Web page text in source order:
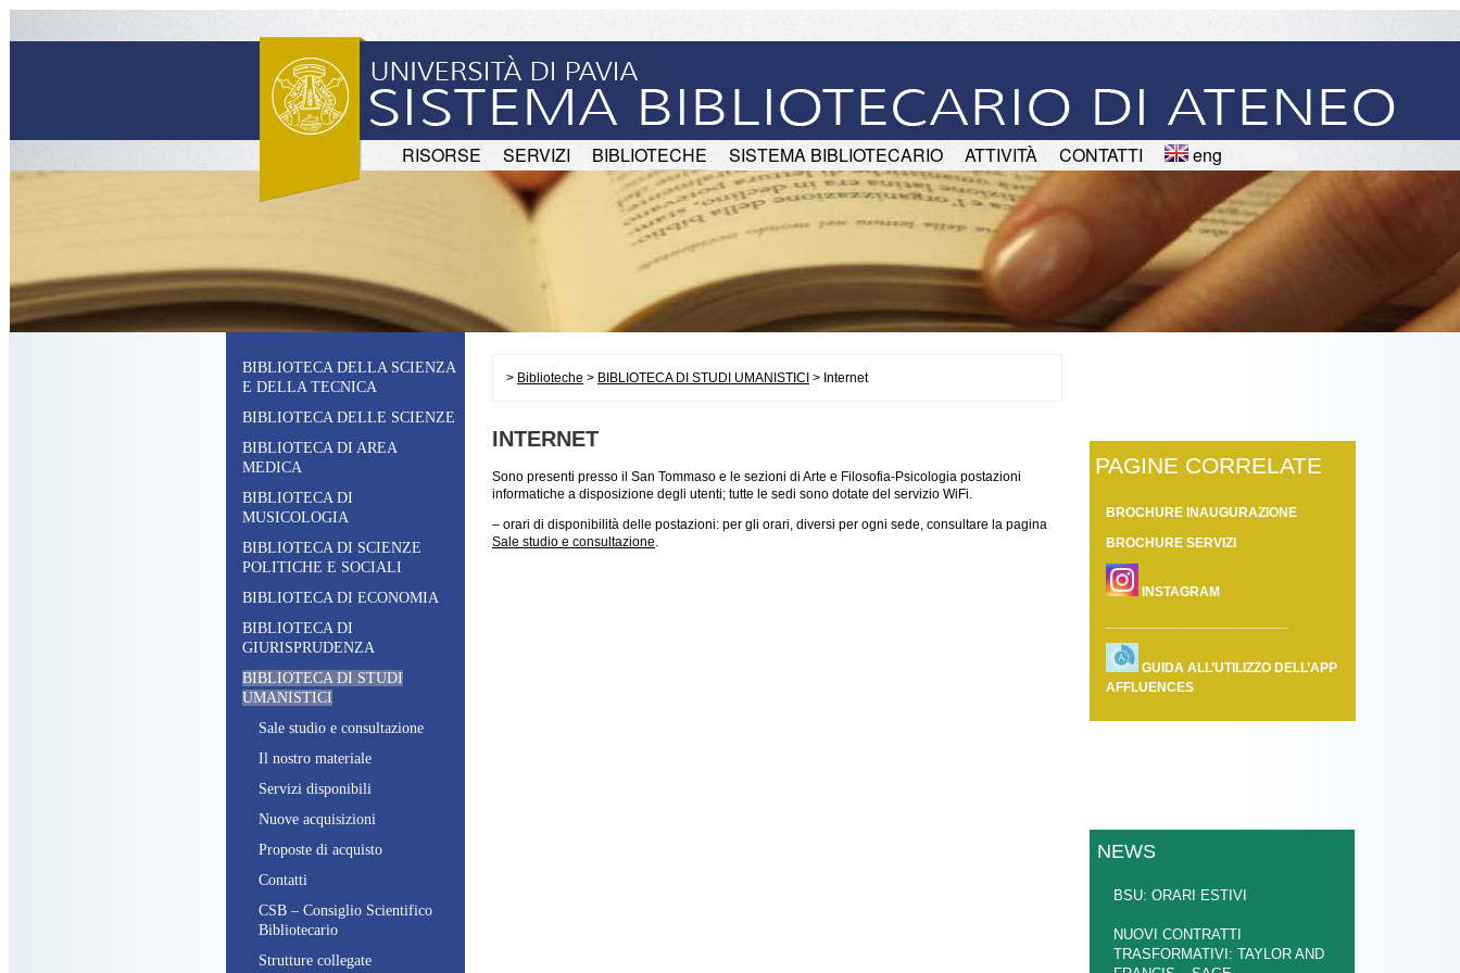
RISORSE SERVIZI BIBLIOTECHE SISTEMA BIBLIOTECARIO ATTIVITÀ CONTATTI eng
BIBLIOTECA DELLA SCIENZA
E DELLA TECNICA
BIBLIOTECA DELLE SCIENZE
BIBLIOTECA DI AREA
MEDICA
BIBLIOTECA DI
MUSICOLOGIA
BIBLIOTECA DI SCIENZE
POLITICHE E SOCIALI
BIBLIOTECA DI ECONOMIA
BIBLIOTECA DI
GIURISPRUDENZA
BIBLIOTECA DI STUDI
UMANISTICI
Sale studio e consultazione
Il nostro materiale
Servizi disponibili
Nuove acquisizioni
Proposte di acquisto
Contatti
CSB – Consiglio Scientifico
Bibliotecario
Strutture collegate
> Biblioteche > BIBLIOTECA DI STUDI UMANISTICI > Internet
INTERNET
Sono presenti presso il San Tommaso e le sezioni di Arte e Filosofia-Psicologia postazioni
informatiche a disposizione degli utenti; tutte le sedi sono dotate del servizio WiFi.
– orari di disponibilità delle postazioni: per gli orari, diversi per ogni sede, consultare la pagina
Sale studio e consultazione.
PAGINE CORRELATE
BROCHURE INAUGURAZIONE
BROCHURE SERVIZI
INSTAGRAM
GUIDA ALL’UTILIZZO DELL’APP
AFFLUENCES
NEWS
BSU: ORARI ESTIVI
NUOVI CONTRATTI
TRASFORMATIVI: TAYLOR AND